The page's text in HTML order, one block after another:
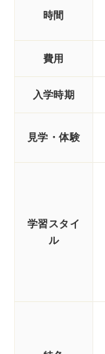
時間
費用
入学時期
見学・体験
学習スタイ
ル